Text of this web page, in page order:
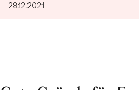
29.12.2021